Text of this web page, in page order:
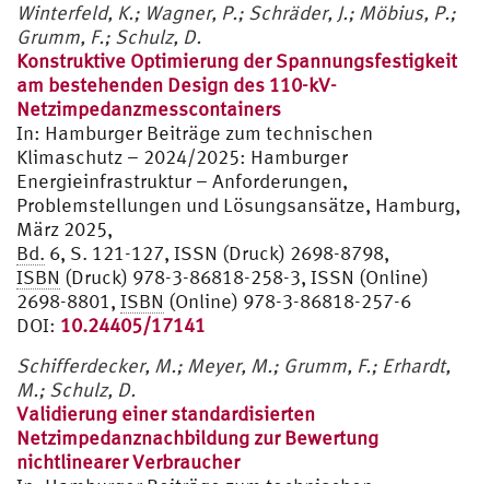
Winterfeld, K.; Wagner, P.; Schräder, J.; Möbius, P.;
Grumm, F.; Schulz, D.
Konstruktive Optimierung der Spannungsfestigkeit
am bestehenden Design des 110-kV-
Netzimpedanzmesscontainers
In: Hamburger Beiträge zum technischen
Klimaschutz – 2024/2025: Hamburger
Energieinfrastruktur – Anforderungen,
Problemstellungen und Lösungsansätze, Hamburg,
März 2025,
Bd. 6, S. 121-127, ISSN (Druck) 2698-8798,
ISBN (Druck) 978-3-86818-258-3, ISSN (Online)
2698-8801, ISBN (Online) 978-3-86818-257-6
DOI: 10.24405/17141
Schifferdecker, M.; Meyer, M.; Grumm, F.; Erhardt,
M.; Schulz, D.
Validierung einer standardisierten
Netzimpedanznachbildung zur Bewertung
nichtlinearer Verbraucher